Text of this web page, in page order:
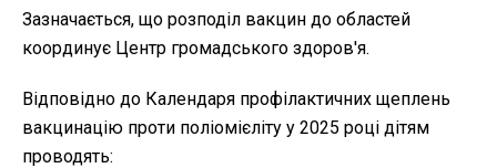
Зазначається, що розподіл вакцин до областей
координує Центр громадського здоров'я.
Відповідно до Календаря профілактичних щеплень
вакцинацію проти поліомієліту у 2025 році дітям
проводять: